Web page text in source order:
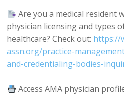
Are you a medical resident
physician licensing and types
healthcare? Check out: https://
assn.org/practice-
and-credentialing-bodies-
Access AMA physician